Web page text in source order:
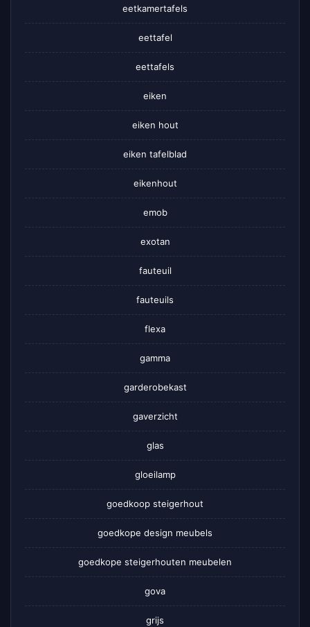
eetkamertafels
eettafel
eettafels
eiken
eiken hout
eiken tafelblad
eikenhout
emob
exotan
fauteuil
fauteuils
flexa
gamma
garderobekast
gaverzicht
glas
gloeilamp
goedkoop steigerhout
goedkope design meubels
goedkope steigerhouten meubelen
gova
grijs